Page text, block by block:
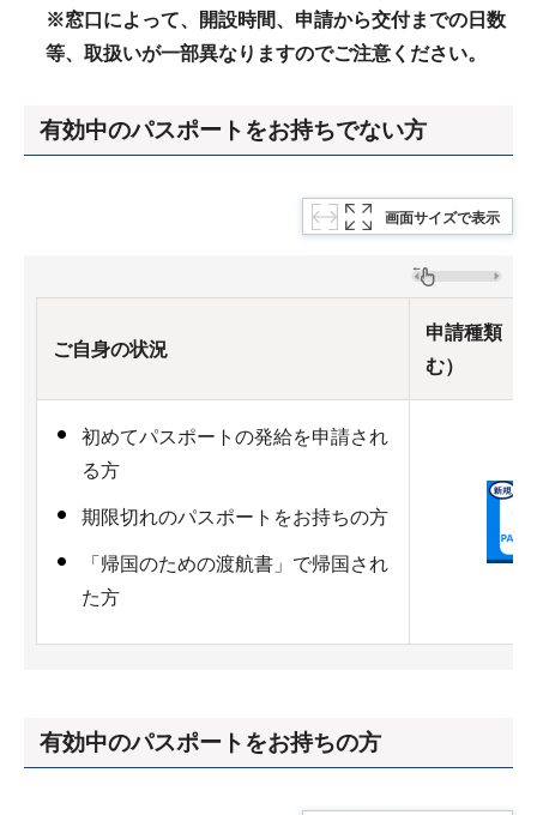
※窓口によって、開設時間、申請から交付までの日数
等、取扱いが一部異なりますのでご注意ください。
有効中のパスポートをお持ちでない方
画面サイズで表示
ご自身の状況
申請種類（
む）
初めてパスポートの発給を申請され
る方
期限切れのパスポートをお持ちの方
「帰国のための渡航書」で帰国され
た方
有効中のパスポートをお持ちの方